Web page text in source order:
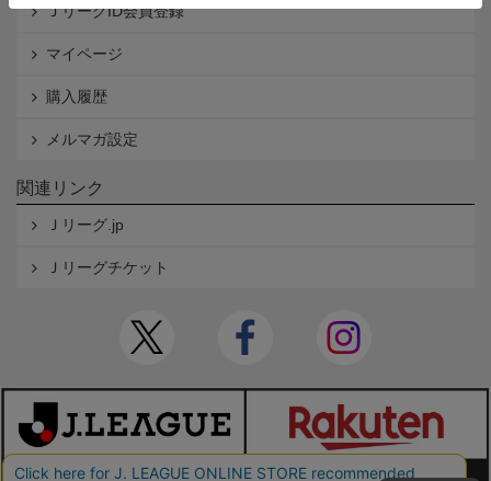
ＪリーグID会員登録
マイページ
購入履歴
メルマガ設定
関連リンク
Ｊリーグ.jp
Ｊリーグチケット